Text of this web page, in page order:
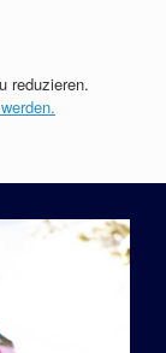
reduzieren.